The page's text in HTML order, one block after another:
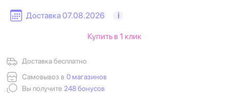
Доставка 07.08.2026 i
Доставка бесплатно
Самовывоз в 0 магазинов
Вы получите 248 бонусов
Купить в 1 клик